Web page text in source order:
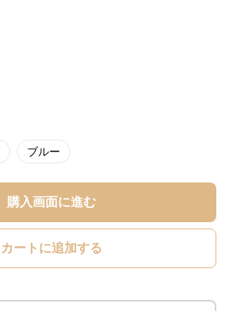
ブルー
購入画面に進む
カートに追加する